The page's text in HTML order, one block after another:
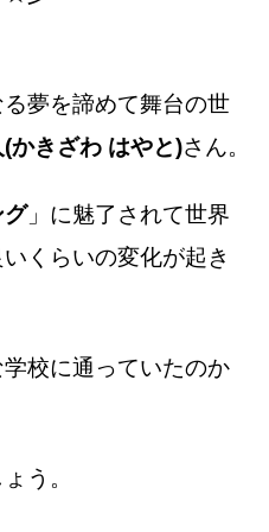
夢を諦めて舞台の世
かきざわ はやと)さん。
グ」に魅了されて世界
くらいの変化が起き
校に通っていたのか
う。